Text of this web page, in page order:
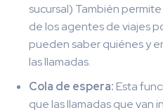
sucursal) También
de los agentes de viajes
pueden saber quiénes y
las llamadas.
Cola de espera: Esta
que las llamadas que van